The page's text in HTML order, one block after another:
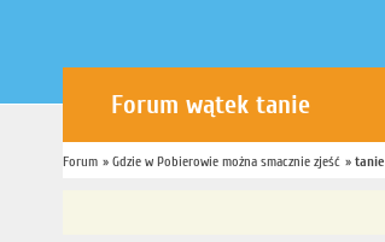
Forum wątek tanie
Jesteś tutaj: »Forum
Forum » Gdzie w Pobierowie można smacznie zjeść » tanie